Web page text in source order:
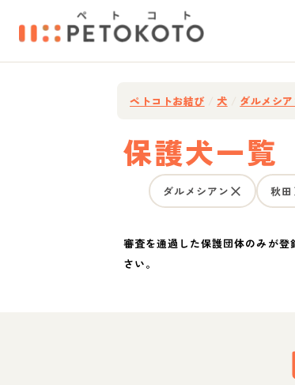
ペトコトお結び 犬 ダルメシア
保護犬一覧
ダルメシアン 秋田
審査を通過した保護団体のみが
さい。